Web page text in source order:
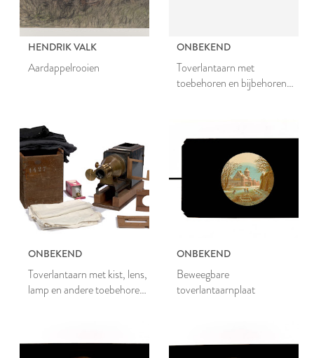
HENDRIK VALK
Aardappelrooien
ONBEKEND
Toverlantaarn met
toebehoren en bijbehorende
ONBEKEND
Toverlantaarn met kist, lens,
lamp en andere toebehoren
ONBEKEND
Beweegbare
toverlantaarnplaat